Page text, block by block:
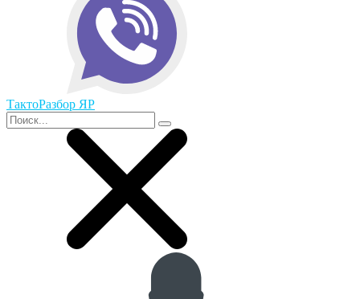
ТактоРазбор ЯР